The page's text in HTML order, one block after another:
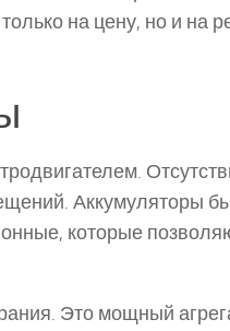
на цену, но и на
Аккумуляторы
которые
Это мощный